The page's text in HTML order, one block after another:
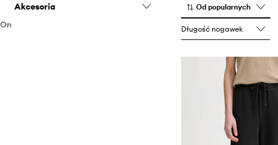
Akcesoria
On
Od popularnych
Długość nogawek